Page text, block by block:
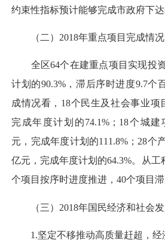
约束性指标预计能够完成市政府下达
（二）2018年重点项目完成情况
全区64个在建重点项目实现投资
计划的90.3%，滞后序时进度9.7个
成情况看，18个民生及社会事业项
完成年度计划的74.1%；18个城
元，完成年度计划的111.8%；28个
亿元，完成年度计划的64.3%。从工
个项目按序时进度推进，40个项目滞
（三）2018年国民经济和社会发
1.坚定不移推动高质量赶超，经